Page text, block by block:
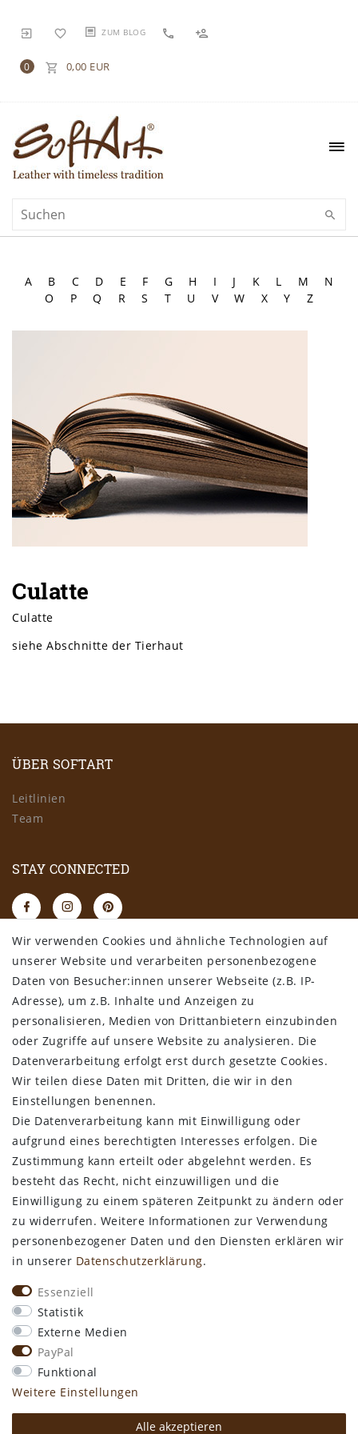
ZUM BLOG
0 0,00 EUR
A B C D E F G H I J K L M
N
O
P Q R S T U V W X Y Z
Culatte
Culatte
siehe Abschnitte der Tierhaut
ÜBER SOFTART
Leitlinien
Team
STAY CONNECTED
RECHTLICHES
AGB
Datenschutz
Impressum
Widerrufsbelehrung
Bestellung widerrufen
ALLGEMEINES
Kontakt
Zahlungsarten
Versand & Lieferzeit
Newsletter-Anmeldung
Kostengünstige Ledermuster
kostenfreier Versand ab 50€ in Deutschland
kostengünstige Leder-Musterstücke
kostenlose Beratung* +49 (0) 75 74 / 93 28 19
große SoftArt® Lederauswahl
große Farbvielfalt für alle SoftArt® Leder
Wir verwenden Cookies und ähnliche Technologien auf
unserer Website und verarbeiten personenbezogene
Daten von Besucher:innen unserer Webseite (z.B. IP-
Adresse), um z.B. Inhalte und Anzeigen zu
personalisieren, Medien von Drittanbietern einzubinden
oder Zugriffe auf unsere Website zu analysieren. Die
Datenverarbeitung erfolgt erst durch gesetzte Cookies.
Wir teilen diese Daten mit Dritten, die wir in den
Einstellungen benennen.
Die Datenverarbeitung kann mit Einwilligung oder
aufgrund eines berechtigten Interesses erfolgen. Die
Zustimmung kann erteilt oder abgelehnt werden. Es
besteht das Recht, nicht einzuwilligen und die
Einwilligung zu einem späteren Zeitpunkt zu ändern oder
zu widerrufen. Weitere Informationen zur Verwendung
personenbezogener Daten und den Diensten erklären wir
in unserer Daten­schutz­erklärung.
Essenziell
Statistik
Externe Medien
PayPal
Funktional
Weitere Einstellungen
Alle akzeptieren